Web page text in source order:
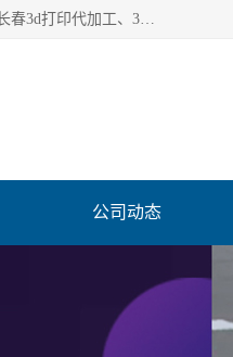
长春市东师青鸟科技有限公司从事3D打印代加工 3D打印设计服务 3D打印相关教育培训 3D打印设计优化 长春3d打印代加工、3D打印代加工及设计服务、3D打印相关教育培训、专利代理及优化、3D打印上下游技术服务，深耕工业设计、机械设计、3D打印多年年，拥有多项技术，辅助数十位客户完成自己的发明及实用新型专利。
公司动态